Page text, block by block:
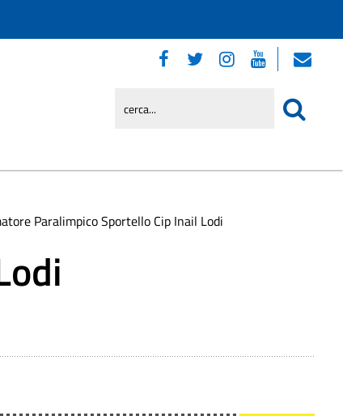
Paralimpico Sportello Cip Inail Lodi